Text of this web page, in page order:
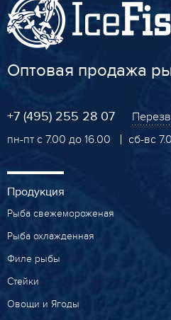
Оптовая продажа
+7 (495) 255 28 07
пн-пт с 7.00 до 16.00
сб-вс
Продукция
Рыба свежемороженая
Рыба охлажденная
Филе рыбы
Стейки
Овощи и Ягоды